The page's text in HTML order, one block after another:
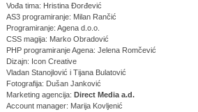
Vođa tima: Hristina Đorđević
AS3 programiranje: Milan Rančić
Programiranje: Agena d.o.o.
CSS magija: Marko Obradović
PHP programiranje Agena: Jelena Romčević
Dizajn: Icon Creative
Vladan Stanojlović i Tijana Bulatović
Fotografija: Dušan Janković
Marketing agencija: Direct Media a.d.
Account manager: Marija Kovljenić